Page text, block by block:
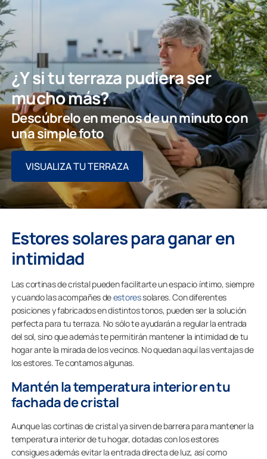
¿Y si tu terraza pudiera ser
mucho más?
Descúbrelo en menos de un minuto con
una simple foto
VISUALIZA TU TERRAZA
Estores solares para ganar en
intimidad
Las cortinas de cristal pueden facilitarte un espacio íntimo, siempre
y cuando las acompañes deestoressolares. Con diferentes
posiciones y fabricados en distintos tonos, pueden ser la solución
perfecta para tu terraza. No sólo te ayudarán a regular la entrada
del sol, sino que además te permitirán mantener la intimidad de tu
hogar ante la mirada de los vecinos. No quedan aquí las ventajas de
los estores. Te contamos algunas.
Mantén la temperatura interior en tu
fachada de cristal
Aunque las cortinas de cristal ya sirven de barrera para mantener la
temperatura interior de tu hogar, dotadas con los estores
consigues además evitar la entrada directa de luz, así como